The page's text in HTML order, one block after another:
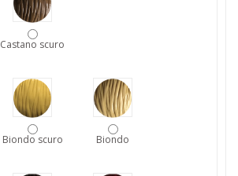
Castano scuro
Biondo scuro Biondo